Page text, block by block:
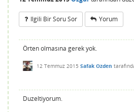
Ilgili Bir Soru Sor Yorum
Örten olmasına gerek yok.
12 Temmuz 2015 Safak Ozden
Duzeltiyorum.